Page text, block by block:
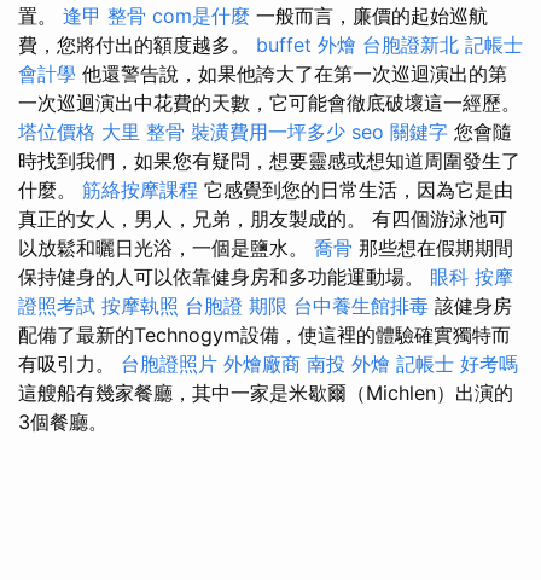
置。 逢甲 整骨 com是什麼 一般而言，廉價的起始巡航
費，您將付出的額度越多。 buffet 外燴 台胞證新北 記帳士
會計學 他還警告說，如果他誇大了在第一次巡迴演出的第
一次巡迴演出中花費的天數，它可能會徹底破壞這一經歷。
塔位價格 大里 整骨 裝潢費用一坪多少 seo 關鍵字 您會隨
時找到我們，如果您有疑問，想要靈感或想知道周圍發生了
什麼。 筋絡按摩課程 它感覺到您的日常生活，因為它是由
真正的女人，男人，兄弟，朋友製成的。 有四個游泳池可
以放鬆和曬日光浴，一個是鹽水。 喬骨 那些想在假期期間
保持健身的人可以依靠健身房和多功能運動場。 眼科 按摩
證照考試 按摩執照 台胞證 期限 台中養生館排毒 該健身房
配備了最新的Technogym設備，使這裡的體驗確實獨特而
有吸引力。 台胞證照片 外燴廠商 南投 外燴 記帳士 好考嗎
這艘船有幾家餐廳，其中一家是米歇爾（Michlen）出演的
3個餐廳。